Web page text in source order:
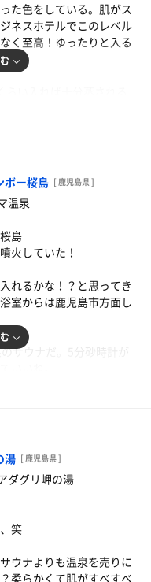
番好みかな。
最小直径のバレルサウ
は激アツに。
むことに特化していた。
足りない。しかし香りは
しっかりと冷えていて心
ムと2Fの外気浴スペース
円なのでみなさんぜ
た色をしている。肌がス
ネスホテルでこのレベル
く至高！ゆったりと入る
備はないが満足できる。
キンではないもののしっ
いが必要だ。
！夜風を浴びながらじっ
ボー桜島 [ 鹿児島県 ]
温泉
島
火していた！
れるかな！？と思ってき
室からは鹿児島市方面し
サウナだ。5分砂時計が
も入りやすい温度に設定
とをこれでもかと示して
湯 [ 鹿児島県 ]
ダグリ岬の湯
笑
ウナよりも温泉を売りに
柔らかくて肌がすべすべ